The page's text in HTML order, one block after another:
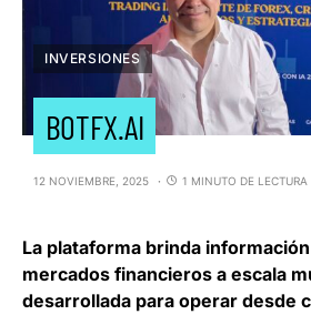
INVERSIONES
BOTFX.AI
12 NOVIEMBRE, 2025 1 MINUTO DE LECTURA
La plataforma brinda
mercados financieros a escala
desarrollada para operar desde